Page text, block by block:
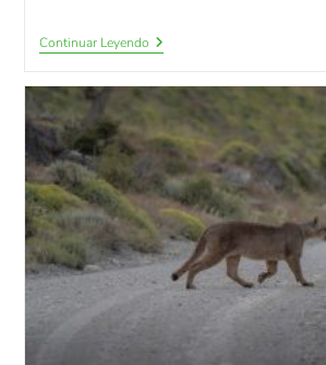
Continuar Leyendo